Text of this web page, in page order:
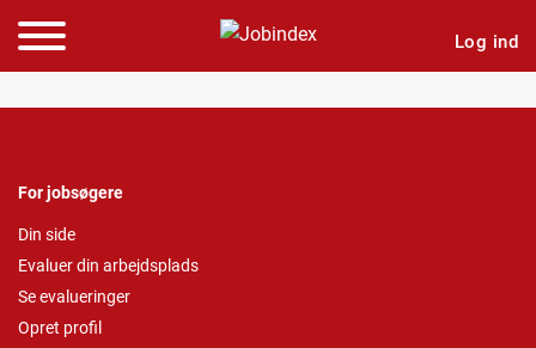
Log ind
For jobsøgere
Din side
Evaluer din arbejdsplads
Se evalueringer
Opret profil